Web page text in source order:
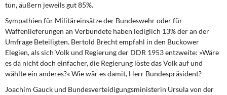
tun, äußern jeweils gut 85%.
Sympathien für Militäreinsätzeder Bundeswehr oder für
Waffenlieferungen an Verbündete haben lediglich 13% der an der
Umfrage Beteiligten. Bertold Brecht empfahl in den Buckower
Elegien, als sich Volk und Regierung der DDR 1953 entzweite: »Wäre
es da nicht doch einfacher, die Regierung löste das Volk auf und
wählte ein anderes?« Wie wär es damit, Herr Bundespräsident?
Joachim Gauck und Bundesverteidigungsministerin Ursula von der